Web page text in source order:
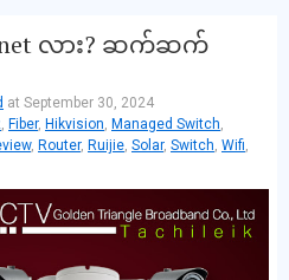
လား? ဆက်ဆက်
at September 30, 2024
, Fiber, Hikvision, Managed Switch,
, Router, Ruijie, Solar, Switch, Wifi,